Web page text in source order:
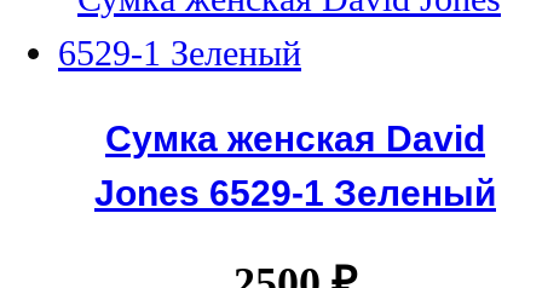
Сумка женская David
Jones 6529-1 Зеленый